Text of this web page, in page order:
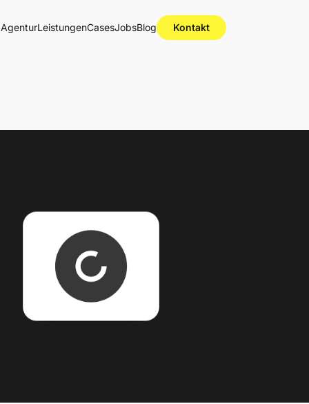
AgenturLeistungenCasesJobsBlog Kontakt